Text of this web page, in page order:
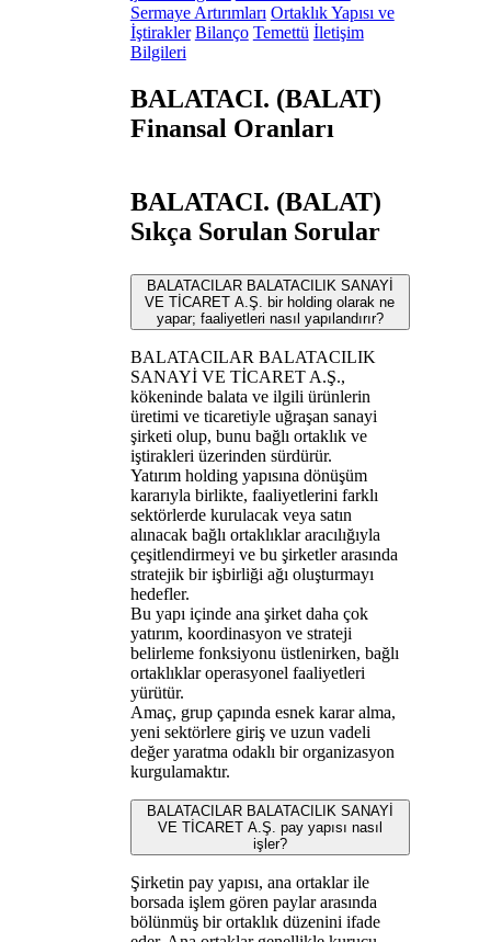
Sermaye Artırımları Ortaklık Yapısı ve
İştirakler Bilanço Temettü İletişim
Bilgileri
BALATACI. (BALAT)
Finansal Oranları
BALATACI. (BALAT)
Sıkça Sorulan Sorular
BALATACILAR BALATACILIK SANAYİ
VE TİCARET A.Ş. bir holding olarak ne
yapar; faaliyetleri nasıl yapılandırır?
BALATACILAR BALATACILIK
SANAYİ VE TİCARET A.Ş.,
kökeninde balata ve ilgili ürünlerin
üretimi ve ticaretiyle uğraşan sanayi
şirketi olup, bunu bağlı ortaklık ve
iştirakleri üzerinden sürdürür.
Yatırım holding yapısına dönüşüm
kararıyla birlikte, faaliyetlerini farklı
sektörlerde kurulacak veya satın
alınacak bağlı ortaklıklar aracılığıyla
çeşitlendirmeyi ve bu şirketler arasında
stratejik bir işbirliği ağı oluşturmayı
hedefler.
Bu yapı içinde ana şirket daha çok
yatırım, koordinasyon ve strateji
belirleme fonksiyonu üstlenirken, bağlı
ortaklıklar operasyonel faaliyetleri
yürütür.
Amaç, grup çapında esnek karar alma,
yeni sektörlere giriş ve uzun vadeli
değer yaratma odaklı bir organizasyon
kurgulamaktır.
BALATACILAR BALATACILIK SANAYİ
VE TİCARET A.Ş. pay yapısı nasıl
işler?
Şirketin pay yapısı, ana ortaklar ile
borsada işlem gören paylar arasında
bölünmüş bir ortaklık düzenini ifade